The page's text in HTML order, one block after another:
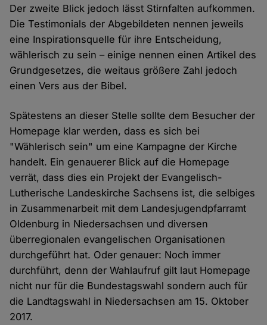
Der zweite Blick jedoch lässt Stirnfalten aufkommen.
Die Testimonials der Abgebildeten nennen jeweils
eine Inspirationsquelle für ihre Entscheidung,
wählerisch zu sein – einige nennen einen Artikel des
Grundgesetzes, die weitaus größere Zahl jedoch
einen Vers aus der Bibel.
Spätestens an dieser Stelle sollte dem Besucher der
Homepage klar werden, dass es sich bei
"Wählerisch sein" um eine Kampagne der Kirche
handelt. Ein genauerer Blick auf die Homepage
verrät, dass dies ein Projekt der Evangelisch-
Lutherische Landeskirche Sachsens ist, die selbiges
in Zusammenarbeit mit dem Landesjugendpfarramt
Oldenburg in Niedersachsen und diversen
überregionalen evangelischen Organisationen
durchgeführt hat. Oder genauer: Noch immer
durchführt, denn der Wahlaufruf gilt laut Homepage
nicht nur für die Bundestagswahl sondern auch für
die Landtagswahl in Niedersachsen am 15. Oktober
2017.